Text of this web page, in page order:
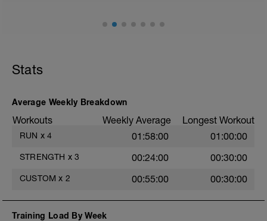
an (5km Tempo) und steigerst das Tempo
Stats
Average Weekly Breakdown
Workouts Weekly Average Longest Workout
RUN x 4 01:58:00 01:00:00
STRENGTH x 3 00:24:00 00:30:00
CUSTOM x 2 00:55:00 00:30:00
Training Load By Week